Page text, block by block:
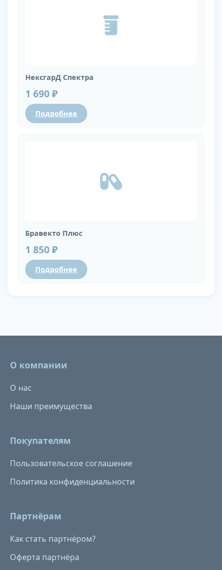
НексгарД Спектра
1 690 ₽
Подробнее
Бравекто Плюс
1 850 ₽
Подробнее
О компании
О нас
Наши преимущества
Покупателям
Пользовательское соглашение
Политика конфиденциальности
Партнёрам
Как стать партнёром?
Оферта партнёра